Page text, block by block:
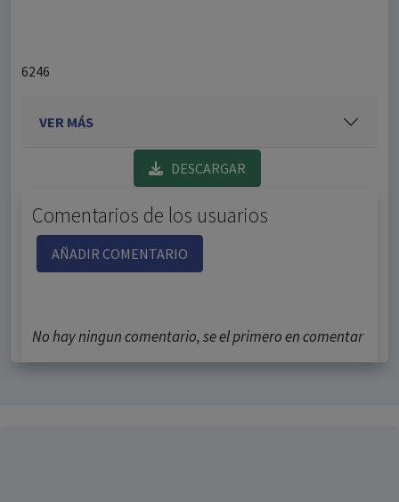
6246
VER MÁS
DESCARGAR
Comentarios de los usuarios
AÑADIR COMENTARIO
No hay ningun comentario, se el primero en comentar